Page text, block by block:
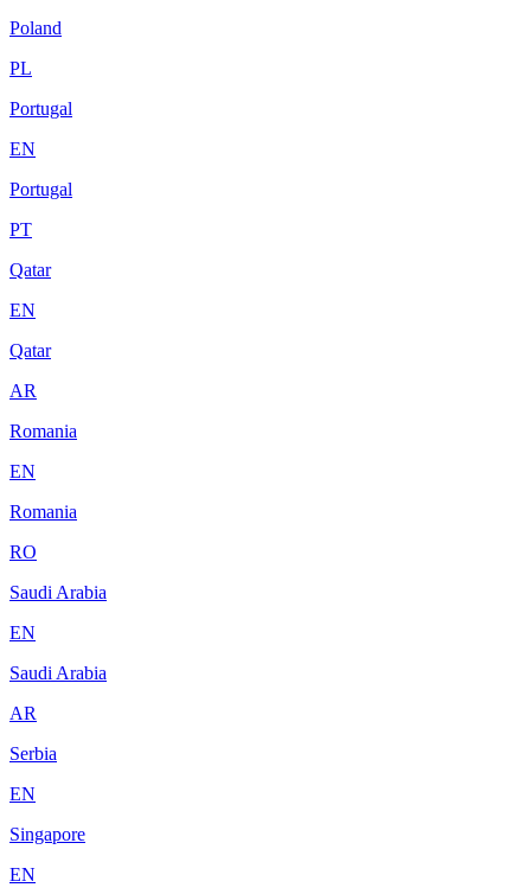
Poland
PL
Portugal
EN
Portugal
PT
Qatar
EN
Qatar
AR
Romania
EN
Romania
RO
Saudi Arabia
EN
Saudi Arabia
AR
Serbia
EN
Singapore
EN